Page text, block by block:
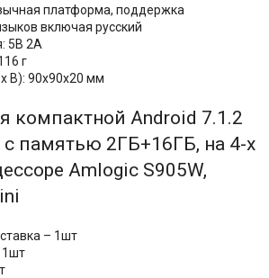
платформа, поддержка
включая русский
5В 2A
г
В): 90x90х20 мм
компактной Android 7.1.2
с памятью 2ГБ+16ГБ, на 4-х
Amlogic S905W,
– 1шт
1шт